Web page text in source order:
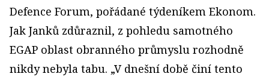
Defence Forum, pořádané týdeníkem Ekonom.
Jak Janků zdůraznil, z pohledu samotného
EGAP oblast obranného průmyslu rozhodně
nikdy nebyla tabu. „V dnešní době činí tento